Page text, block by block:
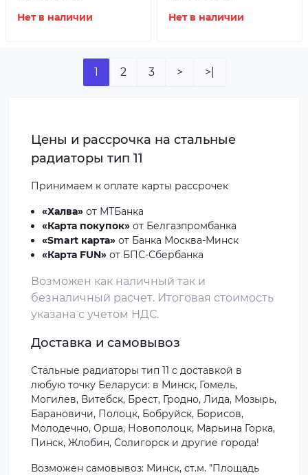
Нет в наличии Нет в наличии
1 2 3 > >|
Цены и рассрочка на стальные
радиаторы тип 11
Принимаем к оплате карты рассрочек
«Халва» от МТБанка
«Карта покупок» от Белгазпромбанка
«Smart карта» от Банка Москва-Минск
«Карта FUN» от БПС-Сбербанка
Возможен как наличный так и
безналичный расчет. Итоговая стоимость
указана с учетом НДС.
Доставка и самовывоз
Стальные радиаторы тип 11 с доставкой в
любую точку Беларуси: в Минск, Гомель,
Могилев, Витебск, Брест, Гродно, Лида, Мозырь,
Барановичи, Полоцк, Бобруйск, Борисов,
Молодечно, Орша, Новополоцк, Марьина Горка,
Пинск, Жлобин, Солигорск и другие города!
Возможен самовывоз: Минск, ст.м. "Площадь